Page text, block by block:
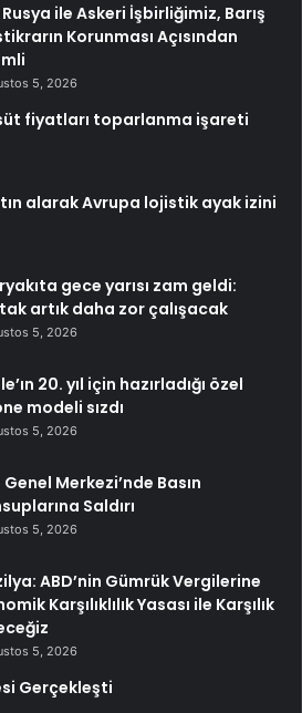
ile Askeri İşbirliğimiz, Barış
Korunması Açısından
5, 2026
fiyatları toparlanma işareti
alarak Avrupa lojistik ayak izini
gece yarısı zam geldi:
artık daha zor çalışacak
5, 2026
20. yıl için hazırladığı özel
modeli sızdı
5, 2026
Genel Merkezi’nde Basın
Saldırı
5, 2026
ABD’nin Gümrük Vergilerine
Karşılıklılık Yasası ile Karşılık
5, 2026
Gerçekleşti